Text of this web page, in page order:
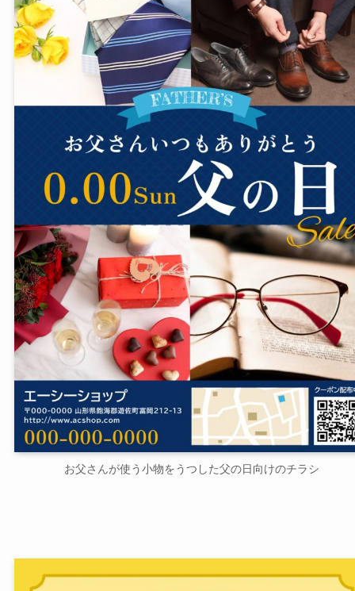
お父さんが使う小物をうつした父の日向けのチラシ